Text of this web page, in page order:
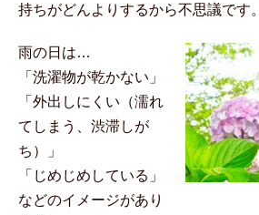
持ちがどんよりするから不思議です。
雨の日は…
「洗濯物が乾かない」
「外出しにくい（濡れ
てしまう、渋滞しが
ち）」
「じめじめしている」
などのイメージがあり